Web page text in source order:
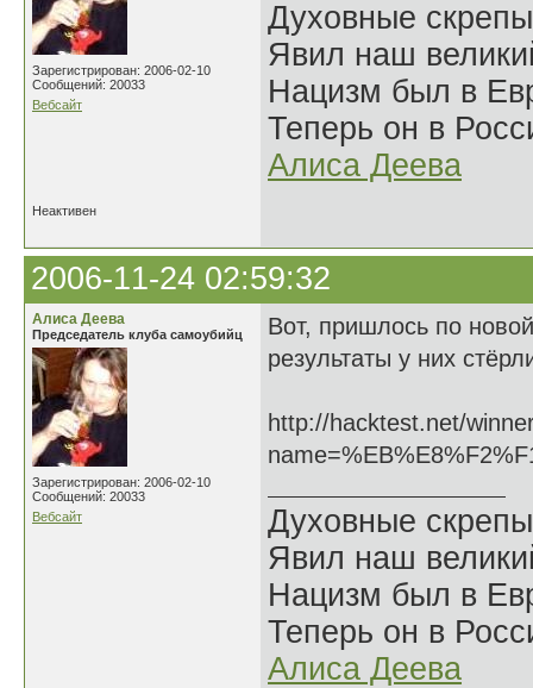
Зарегистрирован: 2006-02-10
Сообщений: 20033
Вебсайт
Духовные
Явил наш
Нацизм был в
Теперь он в
Алиса Деева
Неактивен
2006-11-24 02:59:32
Алиса Деева
Председатель клуба самоубийц
Зарегистрирован: 2006-02-10
Сообщений: 20033
Вебсайт
Вот, пришлось по
результаты у них
http://hacktest.net/
Духовные
Явил наш
Нацизм был в
Теперь он в
Алиса Деева